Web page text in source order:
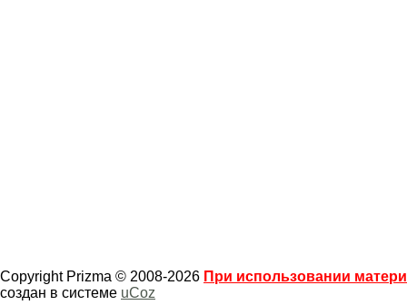
Copyright Prizma © 2008-2026 При использовании
создан в системе uCoz